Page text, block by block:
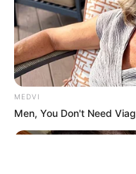
© 2025
MEDVI
Men, You Don't Need